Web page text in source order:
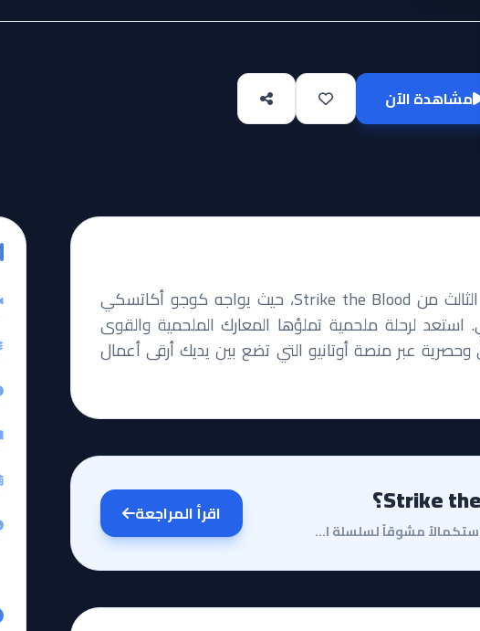
مشاهدة الآن
انغمس في عالم الإثارة والغموض مع الجزء الثالث من Strike the Blood، حيث يواجه كوجو أكاتسكي
استعد لرحلة ملحمية تملؤها المعارك الملحمية والقوى
عبر منصة أوتانيو التي تضع بين يديك أرقى أعمال
مقدمة وقصة الأنمييعد أنمي Strike the Blood III استكمالاً مشوقاً لسلسلة الأكشن والفانتازيا التي خطفت ...
اقرأ المراجعة